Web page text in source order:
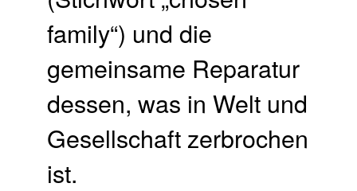
family“) und die
gemeinsame Reparatur
dessen, was in Welt und
Gesellschaft zerbrochen
ist.